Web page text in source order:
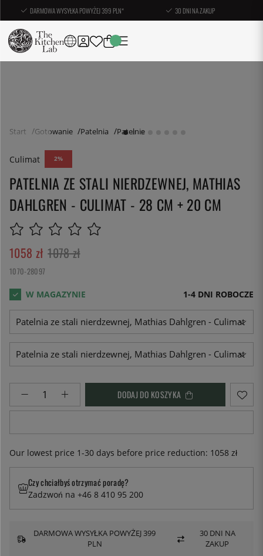
DARMOWA WYSYŁKA POWYŻEJ 399 PLN* 30 DNI NA ZAKUP
Start Gotowanie Patelnia Patelnie
2
Culimat
PATELNIA ZE STALI NIERDZEWNEJ, MATHIAS
DAHLGREN - CULIMAT - 28 CM + 20 CM
1078zł
1058 zł
1070-28097
1-4 DNI ROBOCZE
DODAJ DO KOSZYKA
Our lowest price 1-30 days before price reduction: 1058 zł
Czy chciałbyś otrzymać poradę?
Zadzwoń na +46 8 410 95 200
DARMOWA WYSYŁKA POWYŻEJ 399
PLN
30 DNI NA
ZAKUP